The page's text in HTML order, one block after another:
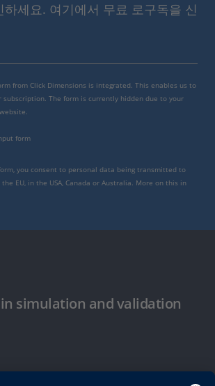
세요. 여기에서 무료 로구독을 신
from Click Dimensions is integrated. This enables us to
subscription. The form is currently hidden due to your
form
you consent to personal data being transmitted to
EU, in the USA, Canada or Australia. More on this in
simulation and validation